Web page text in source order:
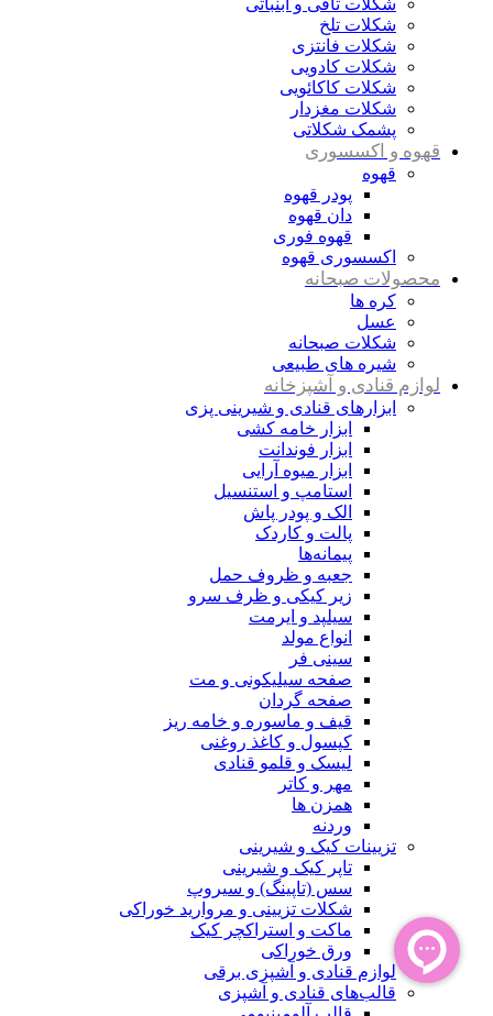
شکلات تافی و ابنباتی
شکلات تلخ
شکلات فانتزی
شکلات کادویی
شکلات کاکائویی
شکلات مغزدار
پشمک شکلاتی
قهوه و اکسسوری
قهوه
پودر قهوه
دان قهوه
قهوه فوری
اکسسوری قهوه
محصولات صبحانه
کره ها
عسل
شکلات صبحانه
شیره های طبیعی
لوازم قنادی و آشپزخانه
ابزارهای قنادی و شیرینی پزی
ابزار خامه کشی
ابزار فوندانت
ابزار میوه آرایی
استامپ و استنسیل
الک و پودر پاش
پالت و کاردک
پیمانه‌ها
جعبه و ظروف حمل
زیر کیکی و ظرف سرو
سیلپد و ایرمت
انواع مولد
سینی فر
صفحه سیلیکونی و مت
صفحه گردان
قیف و ماسوره و خامه ریز
کپسول و کاغذ روغنی
لیسک و قلمو قنادی
مهر و کاتر
همزن ها
وردنه
تزیینات کیک و شیرینی
تاپر کیک و شیرینی
سس (تاپینگ) و سیروپ
شکلات تزیینی و مروارید خوراکی
ماکت و استراکچر کیک
ورق خوراکی
لوازم قنادی و آشپزی برقی
قالب‌های قنادی و آشپزی